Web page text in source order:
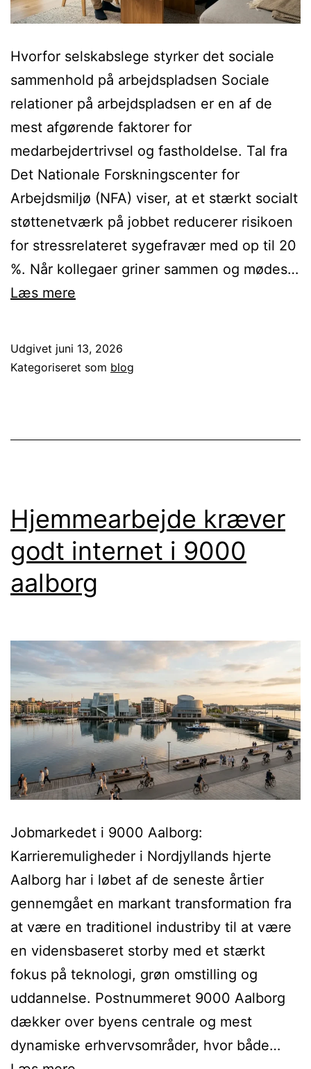
Hvorfor selskabslege styrker det sociale
sammenhold på arbejdspladsen Sociale
relationer på arbejdspladsen er en af de
mest afgørende faktorer for
medarbejdertrivsel og fastholdelse. Tal fra
Det Nationale Forskningscenter for
Arbejdsmiljø (NFA) viser, at et stærkt socialt
støttenetværk på jobbet reducerer risikoen
for stressrelateret sygefravær med op til 20
%. Når kollegaer griner sammen og mødes…
Læs mere
med
Udgivet juni 13, 2026
Kategoriseret som blog
Hjemmearbejde kræver
godt internet i 9000
aalborg
Jobmarkedet i 9000 Aalborg:
Karrieremuligheder i Nordjyllands hjerte
Aalborg har i løbet af de seneste årtier
gennemgået en markant transformation fra
at være en traditionel industriby til at være
en vidensbaseret storby med et stærkt
fokus på teknologi, grøn omstilling og
uddannelse. Postnummeret 9000 Aalborg
dækker over byens centrale og mest
dynamiske erhvervsområder, hvor både…